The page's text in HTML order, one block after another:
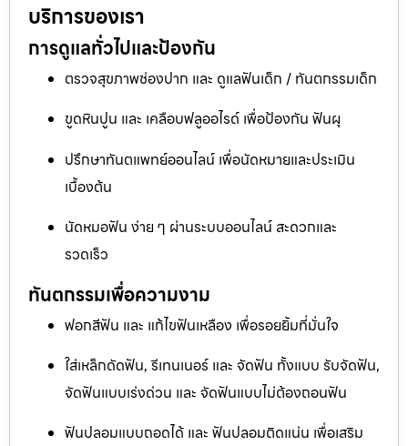
บริการของเรา
การดูแลทั่วไปและป้องกัน
ตรวจสุขภาพช่องปาก และ ดูแลฟันเด็ก / ทันตกรรมเด็ก
ขูดหินปูน และ เคลือบฟลูออไรด์ เพื่อป้องกัน ฟันผุ
ปรึกษาทันตแพทย์ออนไลน์ เพื่อนัดหมายและประเมิน
เบื้องต้น
นัดหมอฟัน ง่าย ๆ ผ่านระบบออนไลน์ สะดวกและ
รวดเร็ว
ทันตกรรมเพื่อความงาม
ฟอกสีฟัน และ แก้ไขฟันเหลือง เพื่อรอยยิ้มที่มั่นใจ
ใส่เหล็กดัดฟัน, รีเทนเนอร์ และ จัดฟัน ทั้งแบบ รับจัดฟัน,
จัดฟันแบบเร่งด่วน และ จัดฟันแบบไม่ต้องถอนฟัน
ฟันปลอมแบบถอดได้ และ ฟันปลอมติดแน่น เพื่อเสริม